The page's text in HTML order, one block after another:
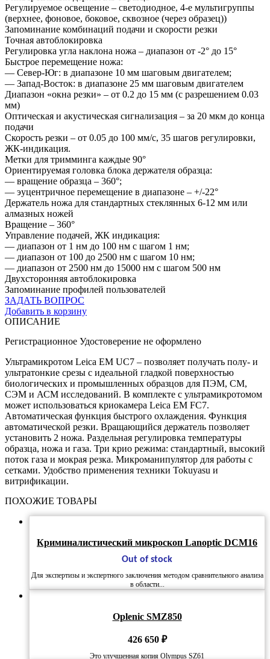
Регулируемое освещение – светодиодное, 4-е мультигруппы
(верхнее, фоновое, боковое, сквозное (через образец))
Запоминание комбинаций подачи и скорости резки
Точная автоблокировка
Регулировка угла наклона ножа – диапазон от -2° до 15°
Быстрое перемещение ножа:
— Север-Юг: в диапазоне 10 мм шаговым двигателем;
— Запад-Восток: в диапазоне 25 мм шаговым двигателем
Диапазон «окна резки» – от 0.2 до 15 мм (с разрешением 0.03
мм)
Оптическая и акустическая сигнализация – за 20 мкм до конца
подачи
Скорость резки – от 0.05 до 100 мм/с, 35 шагов регулировки,
ЖК-индикация.
Метки для тримминга каждые 90°
Ориентируемая головка блока держателя образца:
— вращение образца – 360°;
— эуцентричное перемещение в диапазоне – +/-22°
Держатель ножа для стандартных стеклянных 6-12 мм или
алмазных ножей
Вращение – 360°
Управление подачей, ЖК индикация:
— диапазон от 1 нм до 100 нм с шагом 1 нм;
— диапазон от 100 до 2500 нм с шагом 10 нм;
— диапазон от 2500 нм до 15000 нм с шагом 500 нм
Двухсторонняя автоблокировка
Запоминание профилей пользователей
ЗАДАТЬ ВОПРОС
Добавить в корзину
ОПИСАНИЕ
Регистрационное Удостоверение не оформлено
Ультрамикротом Leica EM UC7 – позволяет получать полу- и
ультратонкие срезы с идеальной гладкой поверхностью
биологических и промышленных образцов для ПЭМ, СМ,
СЭМ и АСМ исследований. В комплекте с ультрамикротомом
может использоваться криокамера Leica EM FC7.
Автоматическая функция быстрого охлаждения. Функция
автоматической резки. Вращающийся держатель позволяет
установить 2 ножа. Раздельная регулировка температуры
образца, ножа и газа. Три крио режима: стандартный, высокий
поток газа и мокрая резка. Микроманипулятор для работы с
сетками. Удобство применения техники Tokuyasu и
витрификации.
ПОХОЖИЕ ТОВАРЫ
Криминалистический микроскоп Lanoptic DCM16
Out of stock
Для экспертизы и экспертного заключения методом сравнительного анализа
в области...
Oplenic SMZ850
426 650 ₽
Это улучшенная копия Olympus SZ61